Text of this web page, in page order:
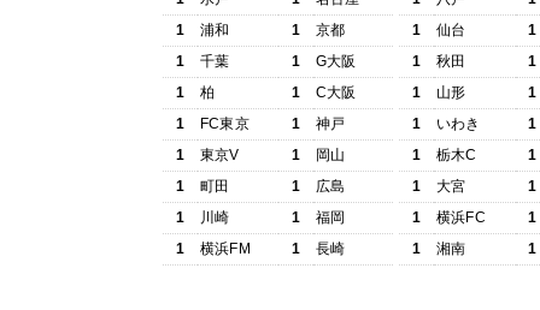
1
浦和 1
京都
1
千葉 1
G大阪
1
柏 1
C大阪
1
FC東京 1
神戸
1
東京V 1
岡山
1
町田 1
広島
1
川崎 1
福岡
1
横浜FM 1 長崎
1
仙台
1
1
秋田
1
1
山形
1
1
いわき
1
1
栃木C
1
1
大宮
1
1
横浜FC
1
1
湘南 1